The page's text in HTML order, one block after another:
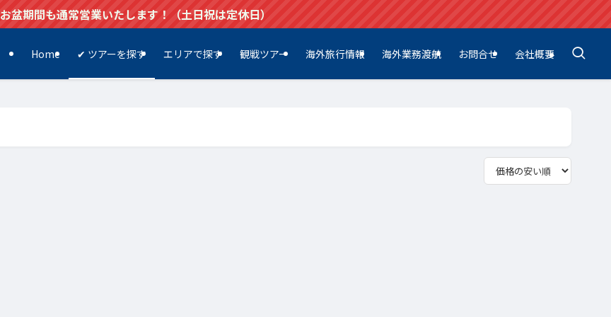
お盆期間も通常営業いたします！（土日祝は定休日）
Home ✔ ツアーを探す エリアで探す 観戦ツアー 海外旅行情報 海外業務渡航 お問合せ 会社概要